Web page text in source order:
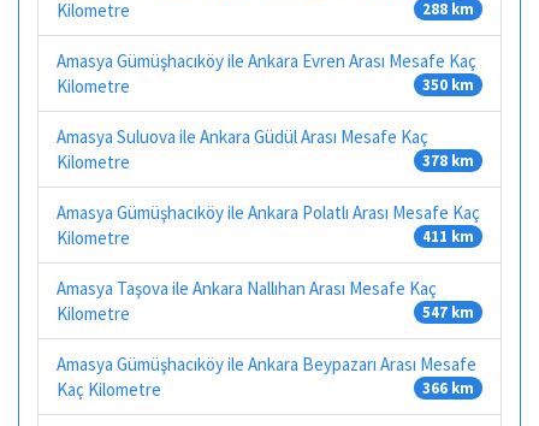
Kilometre
288 km
Amasya Gümüşhacıköy ile Ankara Evren Arası Mesafe Kaç
Kilometre
350 km
Amasya Suluova ile Ankara Güdül Arası Mesafe Kaç
Kilometre
378 km
Amasya Gümüşhacıköy ile Ankara Polatlı Arası Mesafe Kaç
Kilometre
411 km
Amasya Taşova ile Ankara Nallıhan Arası Mesafe Kaç
Kilometre
547 km
Amasya Gümüşhacıköy ile Ankara Beypazarı Arası Mesafe
Kaç Kilometre
366 km